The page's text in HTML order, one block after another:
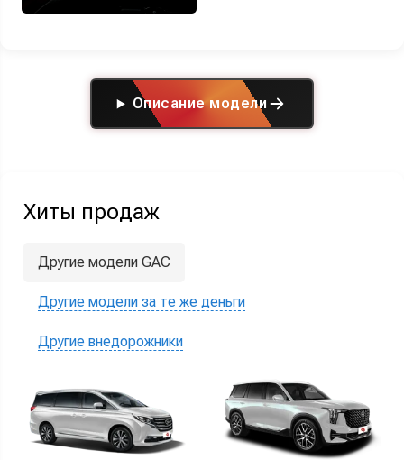
Описание модели
Хиты продаж
Другие модели GAC
Другие модели за те же деньги
Другие внедорожники